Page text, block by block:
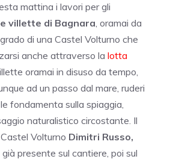
mattina i lavori per gli
villette di Bagnara, oramai da
di una Castel Volturno che
anche attraverso la lotta
oramai in disuso da tempo,
ad un passo dal mare, ruderi
fondamenta sulla spiaggia,
naturalistico circostante. Il
Volturno Dimitri Russo,
presente sul cantiere, poi sul